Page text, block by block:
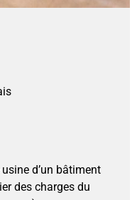
d’un bâtiment
des charges du